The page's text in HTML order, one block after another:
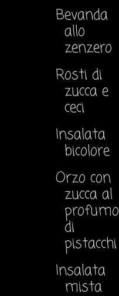
Bevanda
allo
zenzero
Rosti di
zucca e
ceci
Insalata
bicolore
Orzo con
zucca al
profumo
di
pistacchi
Insalata
mista